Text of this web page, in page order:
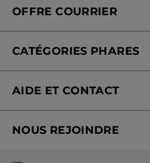
Nos engagements
Blog Act Beautiful
OFFRE COURRIER
CATÉGORIES PHARES
Promotions
Idées cadeaux
AIDE ET CONTACT
Mes cadeaux
NOUS REJOINDRE